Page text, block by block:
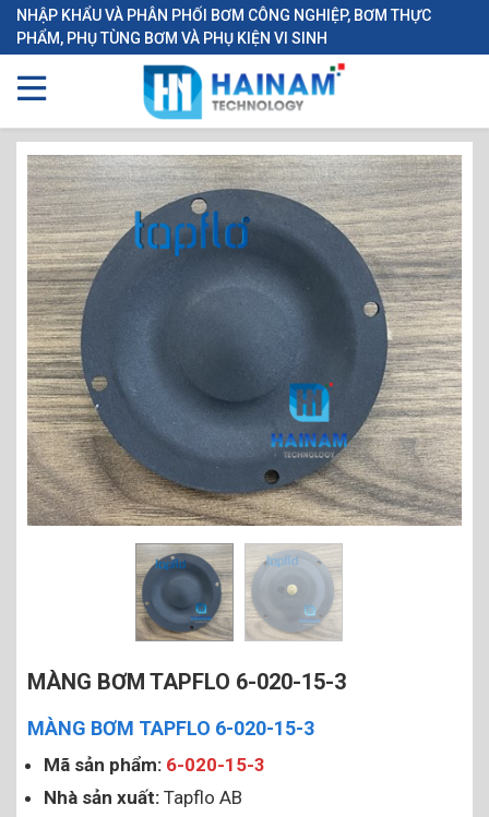
NHẬP KHẨU VÀ PHÂN PHỐI BƠM CÔNG NGHIỆP, BƠM THỰC
PHẨM, PHỤ TÙNG BƠM VÀ PHỤ KIỆN VI SINH
MÀNG BƠM TAPFLO 6-020-15-3
MÀNG BƠM TAPFLO 6-020-15-3
Mã sản phẩm: 6-020-15-3
Nhà sản xuất: Tapflo AB